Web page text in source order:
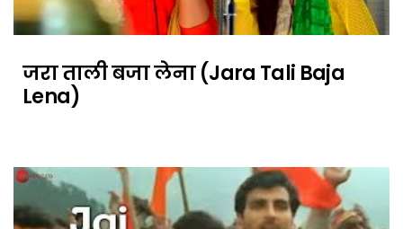
जरा ताली बजा लेना (Jara Tali Baja
Lena)